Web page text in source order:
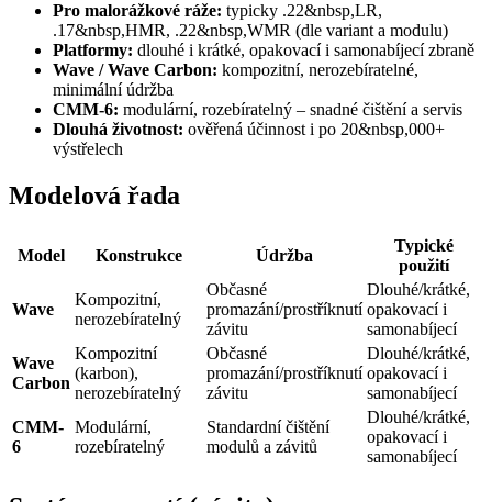
Pro malorážkové ráže: typicky .22&nbsp,LR,
.17&nbsp,HMR, .22&nbsp,WMR (dle variant a modulu)
Platformy: dlouhé i krátké, opakovací i samonabíjecí zbraně
Wave / Wave Carbon: kompozitní, nerozebíratelné,
minimální údržba
CMM-6: modulární, rozebíratelný – snadné čištění a servis
Dlouhá životnost: ověřená účinnost i po 20&nbsp,000+
výstřelech
Modelová řada
Model Konstrukce Údržba
Typické
použití
Wave
Kompozitní,
nerozebíratelný
Občasné
promazání/prostříknutí
závitu
Dlouhé/krátké,
opakovací i
samonabíjecí
Wave
Carbon
Kompozitní
(karbon),
nerozebíratelný
Občasné
promazání/prostříknutí
závitu
Dlouhé/krátké,
opakovací i
samonabíjecí
CMM-
6
Modulární,
rozebíratelný
Standardní čištění
modulů a závitů
Dlouhé/krátké,
opakovací i
samonabíjecí